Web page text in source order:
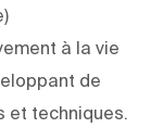
à la vie
de
et techniques.